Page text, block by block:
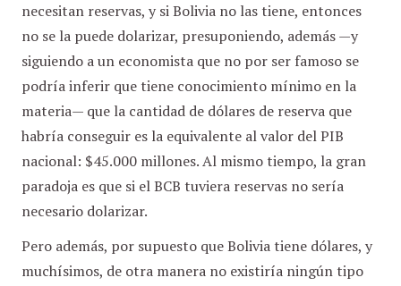
necesitan reservas, y si Bolivia no las tiene, entonces
no se la puede dolarizar, presuponiendo, además —y
siguiendo a un economista que no por ser famoso se
podría inferir que tiene conocimiento mínimo en la
materia— que la cantidad de dólares de reserva que
habría conseguir es la equivalente al valor del PIB
nacional: $45.000 millones. Al mismo tiempo, la gran
paradoja es que si el BCB tuviera reservas no sería
necesario dolarizar.
Pero además, por supuesto que Bolivia tiene dólares, y
muchísimos, de otra manera no existiría ningún tipo